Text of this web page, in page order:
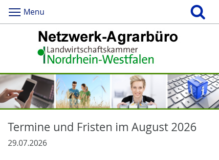
Menu
Termine und Fristen im August 2026
29.07.2026